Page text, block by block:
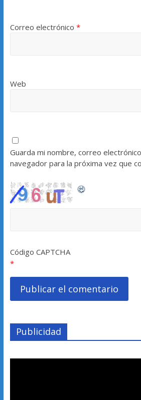
Correo electrónico *
Web
Guarda mi nombre, correo
navegador para la próxima vez que
Código CAPTCHA
*
Publicidad